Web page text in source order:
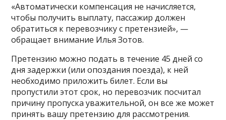
«Автоматически компенсация не начисляется,
чтобы получить выплату, пассажир должен
обратиться к перевозчику с претензией», —
обращает внимание Илья Зотов.
Претензию можно подать в течение 45 дней со
дня задержки (или опоздания поезда), к ней
необходимо приложить билет. Если вы
пропустили этот срок, но перевозчик посчитал
причину пропуска уважительной, он все же может
принять вашу претензию для рассмотрения.